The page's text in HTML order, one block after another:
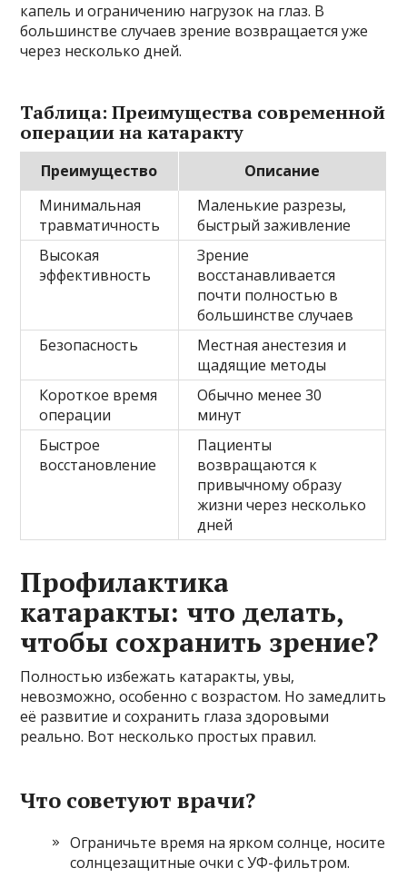
капель и ограничению нагрузок на глаз. В
большинстве случаев зрение возвращается уже
через несколько дней.
Таблица: Преимущества современной
операции на катаракту
Преимущество
Описание
Минимальная
травматичность
Маленькие разрезы,
быстрый заживление
Высокая
эффективность
Зрение
восстанавливается
почти полностью в
большинстве случаев
Безопасность
Местная анестезия и
щадящие методы
Короткое время
операции
Обычно менее 30
минут
Быстрое
восстановление
Пациенты
возвращаются к
привычному образу
жизни через несколько
дней
Профилактика
катаракты: что делать,
чтобы сохранить зрение?
Полностью избежать катаракты, увы,
невозможно, особенно с возрастом. Но замедлить
её развитие и сохранить глаза здоровыми
реально. Вот несколько простых правил.
Что советуют врачи?
Ограничьте время на ярком солнце, носите
солнцезащитные очки с УФ-фильтром.